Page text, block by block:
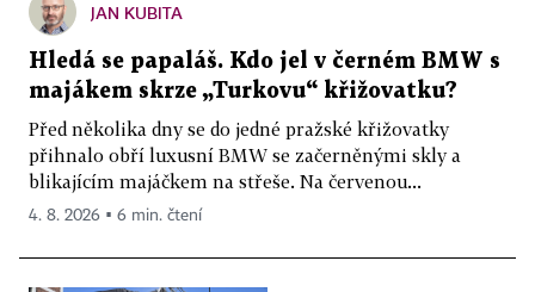
JAN KUBITA
Hledá se papaláš. Kdo jel v černém BMW s
majákem skrze „Turkovu“ křižovatku?
Před několika dny se do jedné pražské křižovatky
přihnalo obří luxusní BMW se začerněnými skly a
blikajícím majáčkem na střeše. Na červenou...
4. 8. 2026 ▪ 6 min. čtení